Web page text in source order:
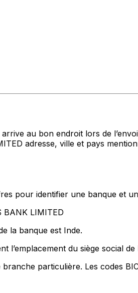
au bon endroit lors de
adresse, ville et pays
pour identifier une banque et
BANK LIMITED
la banque est Inde.
l’emplacement du siège social de
particulière. Les codes